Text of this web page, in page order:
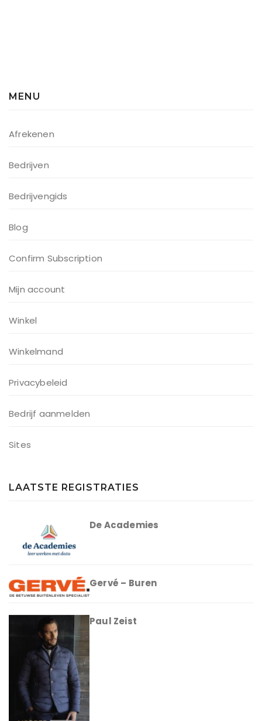
MENU
Afrekenen
Bedrijven
Bedrijvengids
Blog
Confirm Subscription
Mijn account
Winkel
Winkelmand
Privacybeleid
Bedrijf aanmelden
Sites
LAATSTE REGISTRATIES
De Academies
Gervé – Buren
Paul Zeist